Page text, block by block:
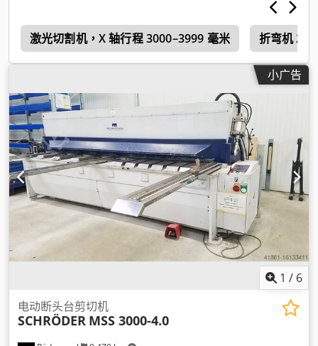
激光切割机，X 轴行程 3000–3999 毫米 折弯机
小广告
1 / 6
电动断头台剪切机
SCHRÖDER MSS 3000-4.0